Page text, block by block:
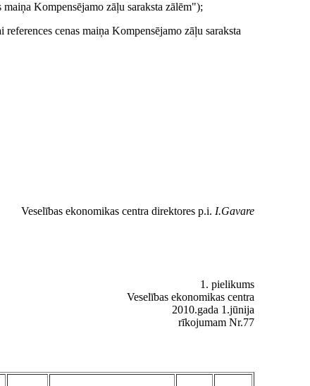
Kompensējamo zāļu saraksta zālēm");
cenas maiņa Kompensējamo zāļu saraksta
Veselības ekonomikas centra direktores p.i. I.Gavare
1. pielikums
Veselības ekonomikas centra
2010.gada 1.jūnija
rīkojumam Nr.77